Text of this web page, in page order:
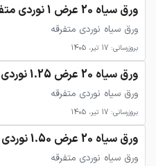
ورق سیاه 20 عرض 1 نوردی متفرقه
ورق سیاه نوردی متفرقه
بروزرسانی: 17 تیر، 1405
ورق سیاه 20 عرض 1.25 نوردی متفرقه
ورق سیاه نوردی متفرقه
بروزرسانی: 17 تیر، 1405
ورق سیاه 20 عرض 1.50 نوردی متفرقه
ورق سیاه نوردی متفرقه